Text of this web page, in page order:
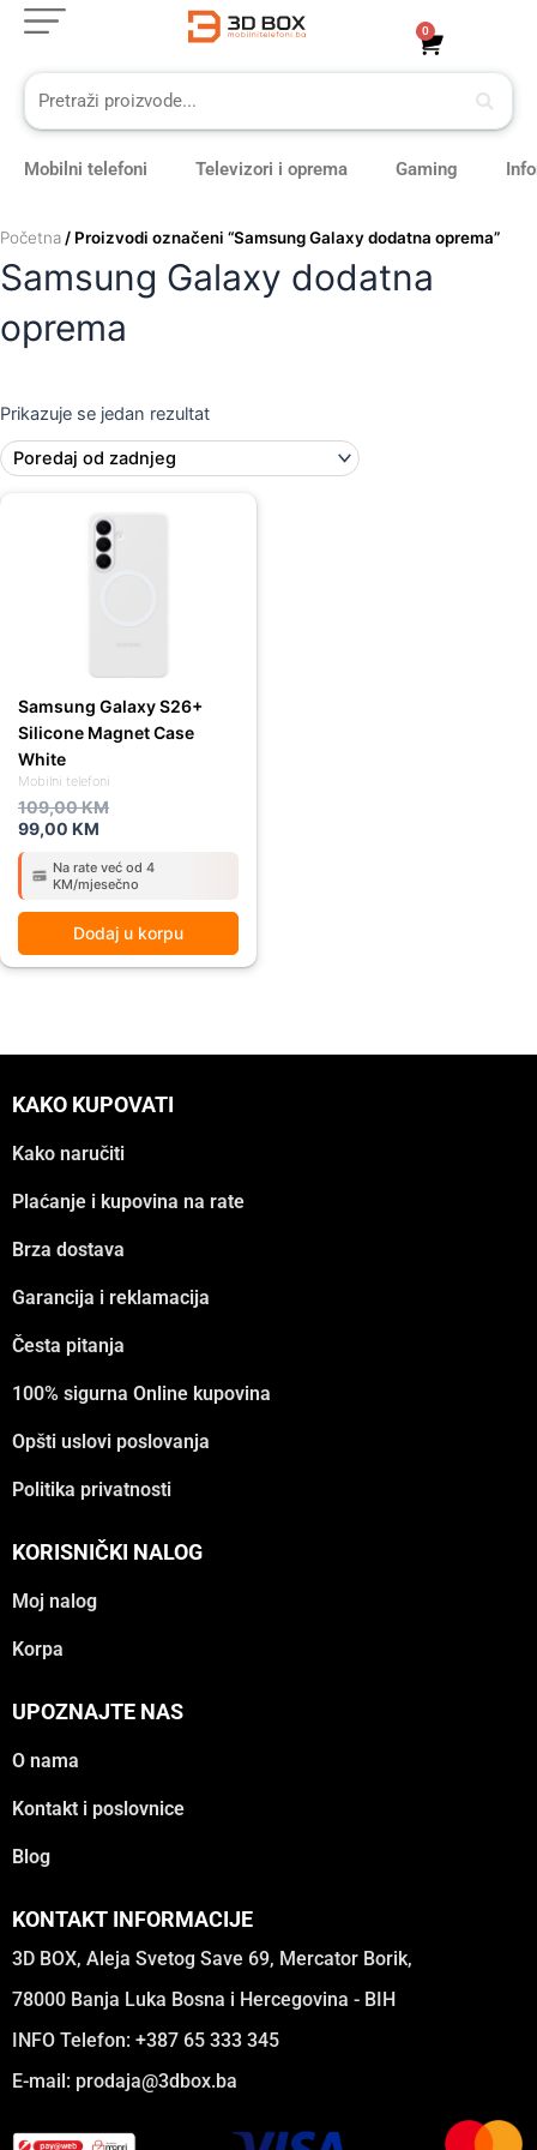
Skip
content
0
Cart
Mobilni telefoni Televizori i oprema Gaming
Početna / Proizvodi označeni “Samsung Galaxy dodatna oprema”
Samsung Galaxy dodatna
oprema
Prikazuje se jedan rezultat
Mobilni telefoni
Samsung Galaxy S26+
Silicone Magnet Case
White
109,00KM
109,00 KM.
99,00 KM
99,00 KM.
Na rate već od 4
KM/mjesečno
Dodaj u korpu
KAKO KUPOVATI
Kako naručiti
Plaćanje i kupovina na rate
Brza dostava
Garancija i reklamacija
Česta pitanja
100% sigurna Online kupovina
Opšti uslovi poslovanja
Politika privatnosti
KORISNIČKI NALOG
Moj nalog
Korpa
UPOZNAJTE NAS
O nama
Kontakt i poslovnice
Blog
KONTAKT INFORMACIJE
3D BOX, Aleja Svetog Save 69, Mercator Borik,
78000 Banja Luka Bosna i Hercegovina - BIH
INFO Telefon: +387 65 333 345
E-mail: prodaja@3dbox.ba